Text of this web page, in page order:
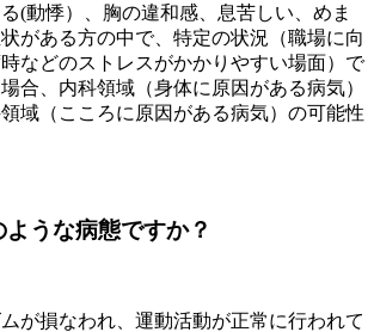
(動悸）、胸の違和感、息苦しい、めま
がある方の中で、特定の状況（職場に向
などのストレスがかかりやすい場面）で
合、内科領域（身体に原因がある病気）
域（こころに原因がある病気）の可能性
うな病態ですか？
が損なわれ、運動活動が正常に行われて